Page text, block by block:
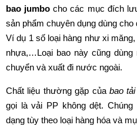
bao jumbo cho các mục đích
sản phẩm chuyên dụng dùng
Ví dụ 1 số loại hàng như xi
nhựa,…Loại bao này cũng
chuyển và xuất đi nước ngoài.
Chất liệu thường gặp của bao
gọi là vải PP không dệt.
dạng tùy theo loại hàng hóa và